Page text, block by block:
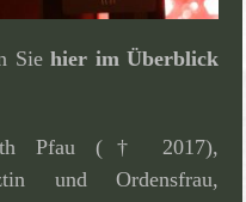
Sie hier im Überblick
Pfau († 2017),
und Ordensfrau,